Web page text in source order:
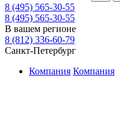
8 (495) 565-30-55
8 (495) 565-30-55
В вашем регионе
8 (812) 336-60-79
Санкт-Петербург
Компания Компания